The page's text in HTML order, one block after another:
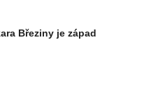
Březiny je západ